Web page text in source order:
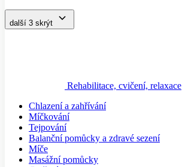
další 3 skrýt
Rehabilitace, cvičení, relaxace
Chlazení a zahřívání
Míčkování
Tejpování
Balanční pomůcky a zdravé sezení
Míče
Masážní pomůcky